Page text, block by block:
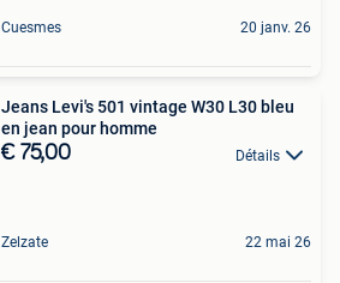
Cuesmes 20 janv. 26
Jeans Levi's 501 vintage W30 L30 bleu
en jean pour homme
€ 75,00 Détails
Zelzate 22 mai 26